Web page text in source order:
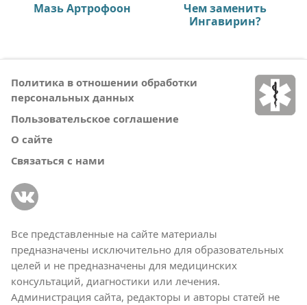
Мазь Артрофоон
Чем заменить
Ингавирин?
Политика в отношении обработки
персональных данных
Пользовательское соглашение
О сайте
Связаться с нами
Все представленные на сайте материалы
предназначены исключительно для образовательных
целей и не предназначены для медицинских
консультаций, диагностики или лечения.
Администрация сайта, редакторы и авторы статей не